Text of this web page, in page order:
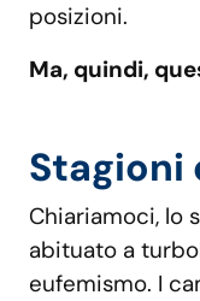
posizioni.
Ma, quindi,
Stagioni
Chiariamoci, lo
abituato a
eufemismo. I